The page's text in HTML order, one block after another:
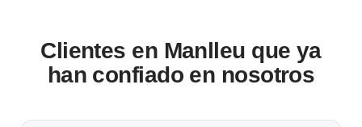
Clientes en Manlleu que ya
han confiado en nosotros